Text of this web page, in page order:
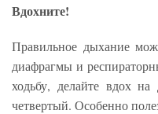
Вдохните!
Правильное дыхание
диафрагмы и
ходьбу, делайте вдох
четвертый. Особенно